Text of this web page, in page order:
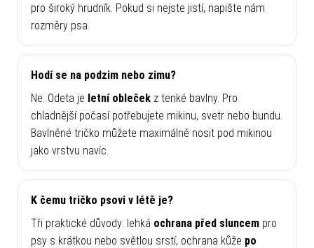
pro široký hrudník. Pokud si nejste jistí, napište nám
rozměry psa.
Hodí se na podzim nebo zimu?
Ne. Odeta je letní obleček z tenké bavlny. Pro
chladnější počasí potřebujete mikinu, svetr nebo bundu.
Bavlněné tričko můžete maximálně nosit pod mikinou
jako vrstvu navíc.
K čemu tričko psovi v létě je?
Tři praktické důvody: lehká ochrana před sluncem pro
psy s krátkou nebo světlou srstí, ochrana kůže po